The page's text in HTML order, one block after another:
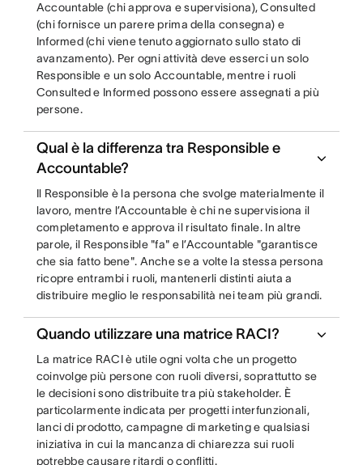
Accountable (chi approva e supervisiona), Consulted
(chi fornisce un parere prima della consegna) e
Informed (chi viene tenuto aggiornato sullo stato di
avanzamento). Per ogni attività deve esserci un solo
Responsible e un solo Accountable, mentre i ruoli
Consulted e Informed possono essere assegnati a più
persone.
Qual è la differenza tra Responsible e
Accountable?
Il Responsible è la persona che svolge materialmente il
lavoro, mentre l’Accountable è chi ne supervisiona il
completamento e approva il risultato finale. In altre
parole, il Responsible "fa" e l’Accountable "garantisce
che sia fatto bene". Anche se a volte la stessa persona
ricopre entrambi i ruoli, mantenerli distinti aiuta a
distribuire meglio le responsabilità nei team più grandi.
Quando utilizzare una matrice RACI?
La matrice RACI è utile ogni volta che un progetto
coinvolge più persone con ruoli diversi, soprattutto se
le decisioni sono distribuite tra più stakeholder. È
particolarmente indicata per progetti interfunzionali,
lanci di prodotto, campagne di marketing e qualsiasi
iniziativa in cui la mancanza di chiarezza sui ruoli
potrebbe causare ritardi o conflitti.